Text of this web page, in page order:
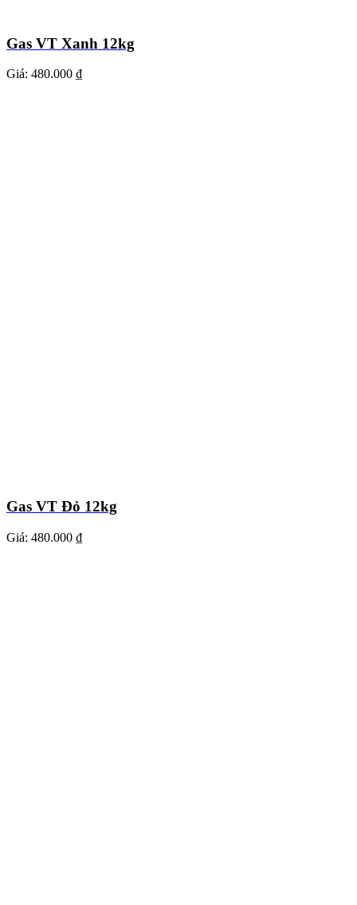
Gas VT Xanh 12kg
Giá: 480.000 ₫
Gas VT Đỏ 12kg
Giá: 480.000 ₫